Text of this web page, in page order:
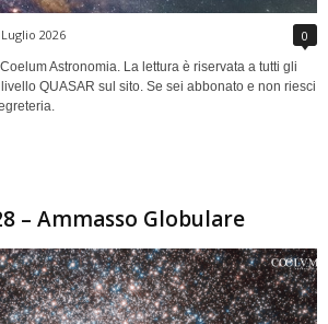
2026 0
Astronomia. La lettura è riservata a tutti gli
QUASAR sul sito. Se sei abbonato e non riesci
– Ammasso Globulare